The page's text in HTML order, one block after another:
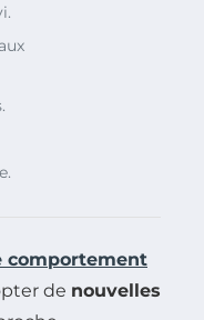
comportement
de nouvelles